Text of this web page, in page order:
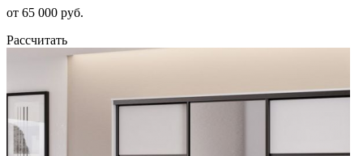
от 65 000 руб.
Рассчитать